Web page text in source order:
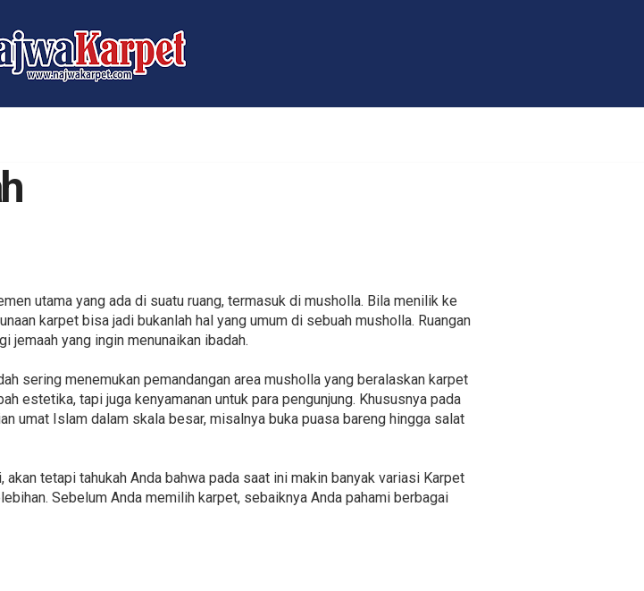
utama yang ada di suatu ruang, termasuk di musholla. Bila menilik ke
karpet bisa jadi bukanlah hal yang umum di sebuah musholla. Ruangan
jemaah yang ingin menunaikan ibadah.
sering menemukan pemandangan area musholla yang beralaskan karpet
estetika, tapi juga kenyamanan untuk para pengunjung. Khususnya pada
umat Islam dalam skala besar, misalnya buka puasa bareng hingga salat
tetapi tahukah Anda bahwa pada saat ini makin banyak variasi Karpet
Sebelum Anda memilih karpet, sebaiknya Anda pahami berbagai